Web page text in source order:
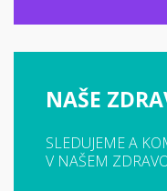
NAŠE
SLEDUJEME A
V NAŠEM